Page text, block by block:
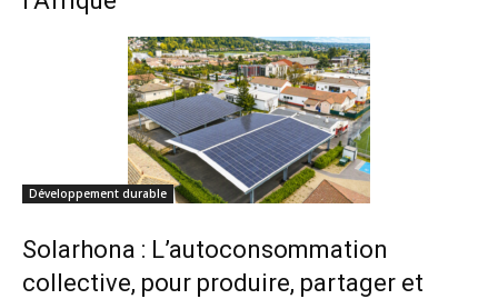
Développement durable
Solarhona : L’autoconsommation
collective, pour produire, partager et